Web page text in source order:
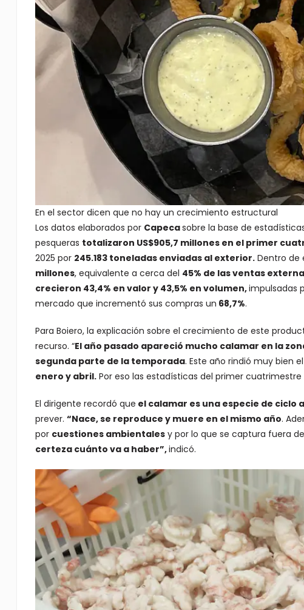
En el sector dicen que no hay un crecimiento estructural
Los datos elaborados por Capecasobre la base de
pesqueras totalizaron US$905,7 millones en el primer
2025 por 245.183 toneladas enviadas al exterior.Dentro de
millones, equivalente a cerca del 45% de las ventas
crecieron 43,4% en valor y 43,5% en volumen,impulsadas
mercado que incrementó sus compras un 68,7%.
Para Boiero, la explicación sobre el crecimiento de este
recurso. “El año pasado apareció mucho calamar en la
segunda parte de la temporada. Este año rindió muy bien el
enero y abril.Por eso las estadísticas del primer cuatrimestre
El dirigente recordó que el calamar es una especie de ciclo
prever. “Nace, se reproduce y muere en el mismo año.
por cuestiones ambientalesy por lo que se captura fuera
certeza cuánto va a haber”,indicó.